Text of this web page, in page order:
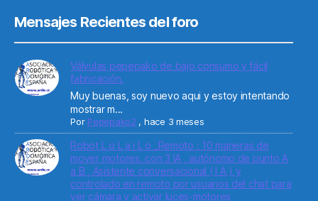
Mensajes Recientes del foro
Válvulas pepepako de bajo consumo y fácil
fabricación.
Muy buenas, soy nuevo aqui y estoy intentando
mostrar m...
Por Pepepako2 , hace 3 meses
Robot L o L a i L o _Remoto : 10 maneras de
mover motores. con 3 IA , autónomo de punto A
a B , Asistente conversacional ( I A ) y
controlado en remoto por usuarios del chat para
ver cámara y activar luces-motores